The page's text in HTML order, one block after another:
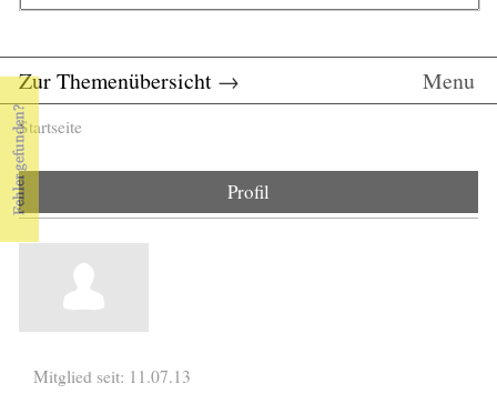
Zur Themenübersicht → Menu
Sie sind hier
Startseite
Profil
Mitglied seit: 11.07.13